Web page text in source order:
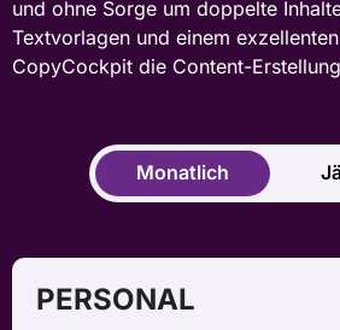
und ohne Sorge um doppelte
Textvorlagen und einem
CopyCockpit die Content-
Monatlich
PERSONAL